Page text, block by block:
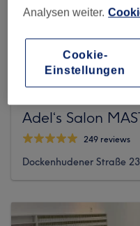
Adel‘s Salon
249 reviews
Dockenhudener Straße
Analysen weiter.
Cookie-
Einstellungen